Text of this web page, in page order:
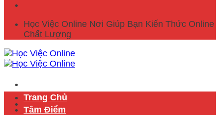
Học Việc Online Nơi Giúp Bạn Kiến Thức Online
Chất Lượng
Trang Chủ
Tâm Điểm